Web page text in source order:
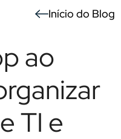
Início do Blog
ao
TI e